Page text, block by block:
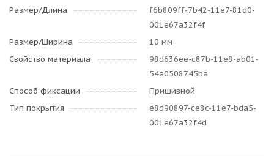
Размер/Длина
f6b809ff-7b42-11e7-81d0-
001e67a32f4f
Размер/Ширина
10 мм
Свойство материала
98d636ee-c87b-11e8-ab01-
54a0508745ba
Способ фиксации
Пришивной
Тип покрытия
e8d90897-ce8c-11e7-bda5-
001e67a32f4d